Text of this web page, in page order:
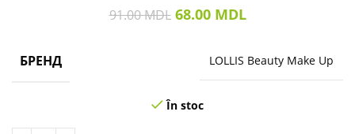
91.00MDL 68.00 MDL
БРЕНД LOLLIS Beauty Make Up
În stoc